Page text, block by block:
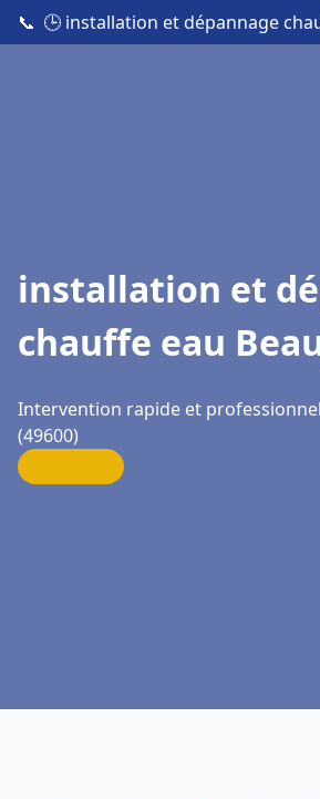
📞 🕒 installation et dépannage
installation et
chauffe eau
Intervention rapide et
(49600)